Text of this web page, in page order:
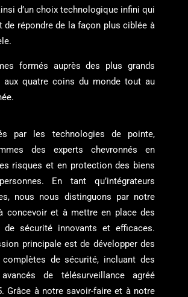
d’un choix technologique infini qui
de répondre de la façon plus ciblée à
formés auprès des plus grands
aux quatre coins du monde tout au
par les technologies de pointe,
des experts chevronnés en
risques et en protection des biens
En tant qu’intégrateurs
nous nous distinguons par notre
concevoir et à mettre en place des
de sécurité innovants et efficaces.
principale est de développer des
de sécurité, incluant des
de télésurveillance agréé
Grâce à notre savoir-faire et à notre